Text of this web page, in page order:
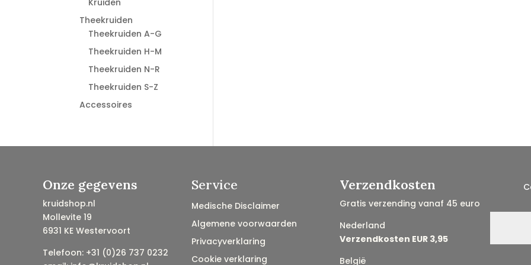
Kruiden
Theekruiden
Theekruiden A-G
Theekruiden H-M
Theekruiden N-R
Theekruiden S-Z
Accessoires
Onze gegevens
kruidshop.nl
Mollevite 19
6931 KE Westervoort
Telefoon: +31 (0)26 737 0232
Service
Medische Disclaimer
Algemene voorwaarden
Privacyverklaring
Cookie verklaring
Verzendkosten
Gratis verzending vanaf 45 euro
Nederland
Verzendkosten EUR 3,95
België